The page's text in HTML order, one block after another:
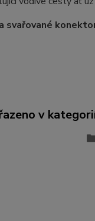
svařované
v